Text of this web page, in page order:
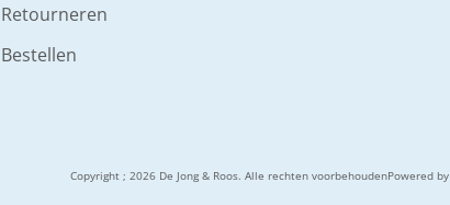
Retourneren
Bestellen
Copyright ; 2026 De Jong & Roos. Alle rechten voorbehoudenPowered by